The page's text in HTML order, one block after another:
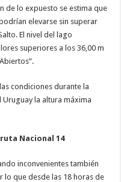
de lo expuesto se estima que
elevarse sin superar
El nivel del lago
superiores a los 36,00 m
condiciones durante la
la altura máxima
Nacional 14
inconvenientes también
lo que desde las 18 horas de